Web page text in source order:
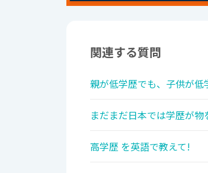
関連する質問
親が低学歴でも、子供が
まだまだ日本では学歴が
高学歴 を英語で教えて!